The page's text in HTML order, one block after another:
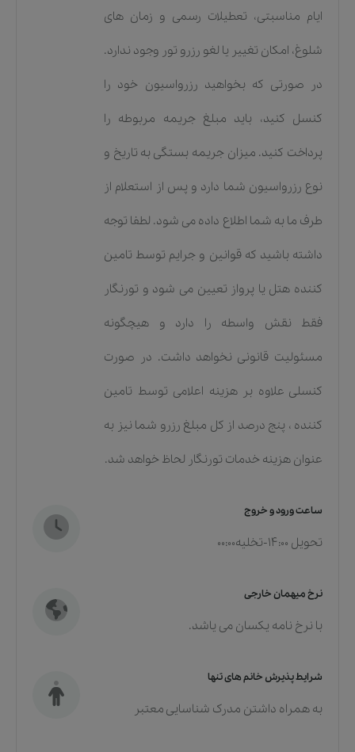
ایام مناسبتی، تعطیلات رسمی و زمان های
شلوغ، امکان تغییر یا لغو رزرو تور وجود ندارد.
در صورتی که بخواهید رزرواسیون خود را
کنسل کنید، باید مبلغ جریمه مربوطه را
پرداخت کنید. میزان جریمه بستگی به تاریخ و
نوع رزرواسیون شما دارد و پس از استعلام از
طرف ما به شما اطلاع داده می شود. لطفا توجه
داشته باشید که قوانین و جرایم توسط تامین
کننده هتل یا پرواز تعیین می شود و تورنگار
فقط نقش واسطه را دارد و هیچگونه
مسئولیت قانونی نخواهد داشت. در صورت
کنسلی علاوه بر هزینه اعلامی توسط تامین
کننده ، پنج درصد از کل مبلغ رزرو شما نیز به
عنوان هزینه خدمات تورنگار لحاظ خواهد شد.
ساعت ورود و خروج
تحویل 14:00-تخلیه00:00
نرخ میهمان خارجی
با نرخ نامه یکسان می یاشد.
شرایط پذیرش خانم های تنها
به همراه داشتن مدرک شناسایی معتبر